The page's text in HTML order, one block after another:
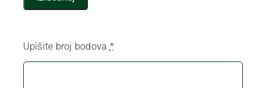
Upišite broj bodova *